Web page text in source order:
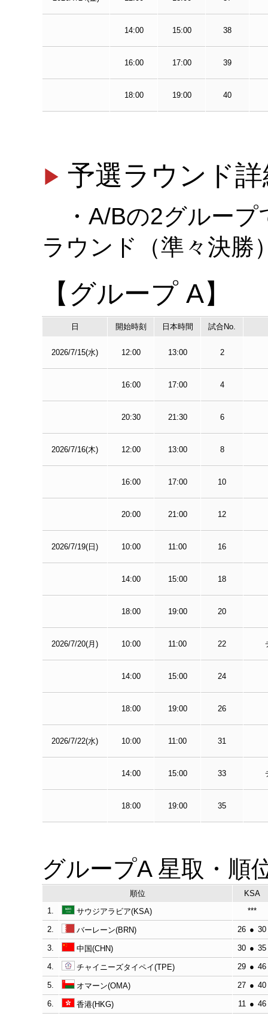
14:00 15:00 38
16:00 17:00 39
18:00 19:00 40
予選ラウンド
・A/Bの2グループ
ラウンド（準々決勝
【グループ A】
日 開始時刻 日本時間 試合No.
2026/7/15(水) 12:00 13:00 2
16:00 17:00 4
20:30 21:30 6
2026/7/16(木) 12:00 13:00 8
16:00 17:00 10
20:00 21:00 12
2026/7/19(日) 10:00 11:00 16
14:00 15:00 18
18:00 19:00 20
2026/7/20(月) 10:00 11:00 22
14:00 15:00 24
18:00 19:00 26
2026/7/22(水) 10:00 11:00 31
14:00 15:00 33
18:00 19:00 35
グループA 星取・順
順位
KSA
1.
サウジアラビア(KSA) ***
2. バーレーン(BRN) 26 ● 30
3. 中国(CHN) 30 ● 35
4. チャイニーズタイペイ(TPE) 29 ● 46
5. オマーン(OMA) 27 ● 40
6. 香港(HKG) 11 ● 46